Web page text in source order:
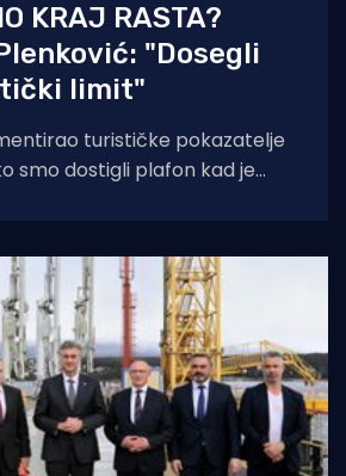
KRAJ RASTA?
"Dosegli
limit"
turističke pokazatelje
smo dostigli plafon kad je